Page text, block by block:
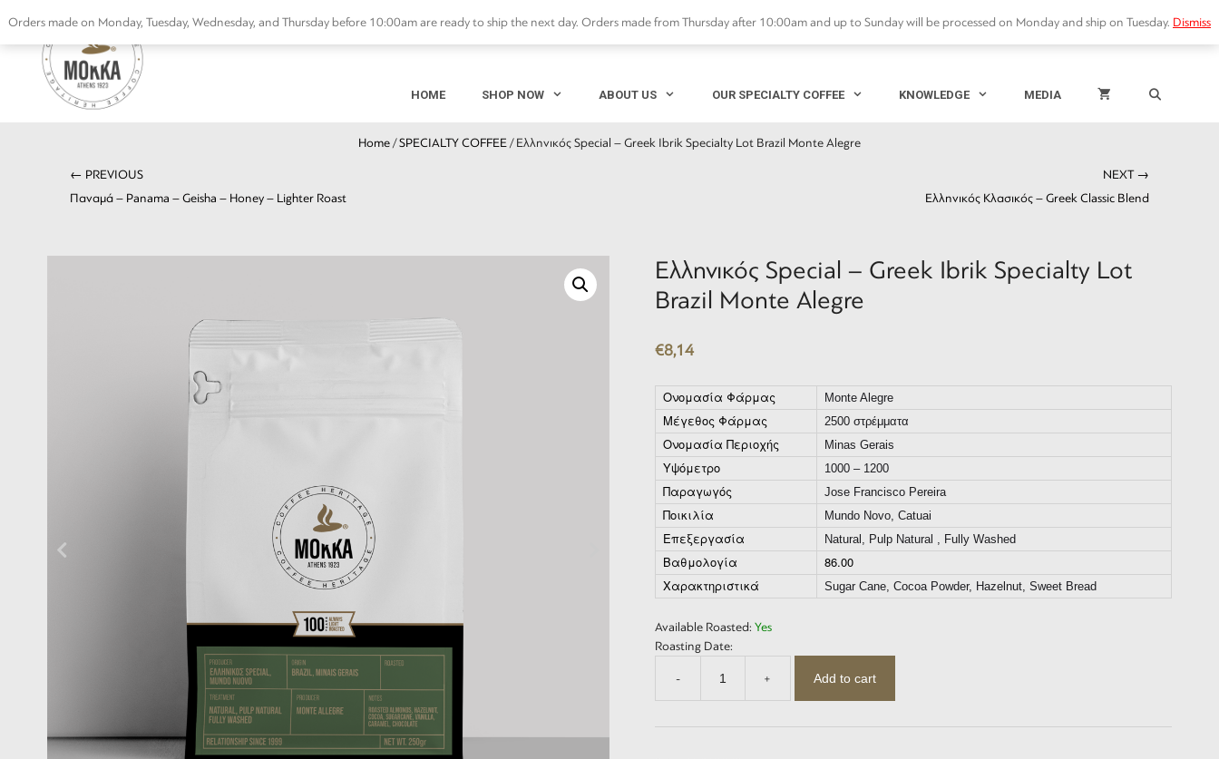
Orders made on Monday, Tuesday, Wednesday, and Thursday before 10:00am are ready to ship the next day. Orders made from Thursday after 10:00am and up to Sunday will be processed on Monday and ship on Tuesday. Dismiss
to
content
ORDER TRACKING MY ACCOUNT Ελληνικά
HOME SHOP NOW ABOUT US OUR SPECIALTY COFFEE KNOWLEDGE MEDIA
Home /SPECIALTY COFFEE / Ελληνικός Special – Greek Ibrik Specialty Lot Brazil Monte Alegre
← PREVIOUS
Παναμά – Panama – Geisha – Honey – Lighter Roast
NEXT →
Ελληνικός Κλασικός – Greek Classic Blend
Ελληνικός Special – Greek Ibrik Specialty Lot
Brazil Monte Alegre
€8,14
Ονομασία Φάρμας Monte Alegre
Μέγεθος Φάρμας 2500 στρέμματα
Ονομασία Περιοχής Minas Gerais
Υψόμετρο 1000 – 1200
Παραγωγός Jose Francisco Pereira
Ποικιλία Mundo Novo, Catuai
Επεξεργασία Natural, Pulp Natural , Fully Washed
Βαθμολογία
86.00
Χαρακτηριστικά
Sugar Cane, Cocoa Powder, Hazelnut, Sweet Bread
Available Roasted: Yes
Roasting Date:
-
Special
-
+ Add to cart
Specialty
Monte